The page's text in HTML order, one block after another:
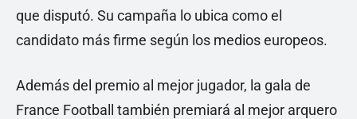
que disputó. Su campaña lo ubica como el
candidato más firme según los medios europeos.
Además del premio al mejor jugador, la gala de
France Football también premiará al mejor arquero